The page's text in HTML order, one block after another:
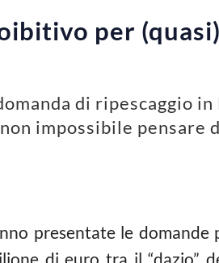
per
di ripescaggio in
impossibile
presentate le domande
di euro tra il “dazio”